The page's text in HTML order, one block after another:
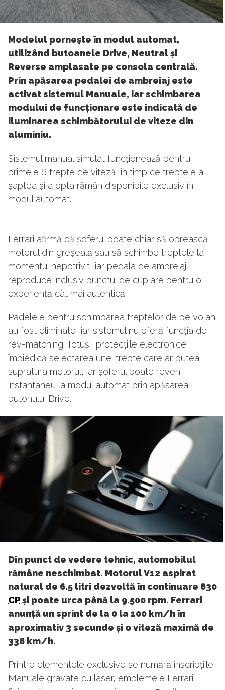
Modelul pornește în modul automat,
utilizând butoanele Drive, Neutral și
Reverse amplasate pe consola centrală.
Prin apăsarea pedalei de ambreiaj este
activat sistemul Manuale, iar schimbarea
modului de funcționare este indicată de
iluminarea schimbătorului de viteze din
aluminiu.
Sistemul manual simulat funcționează pentru
primele 6 trepte de viteză, în timp ce treptele a
șaptea și a opta rămân disponibile exclusiv în
modul automat.
Ferrari afirmă că șoferul poate chiar să oprească
motorul din greșeală sau să schimbe treptele la
momentul nepotrivit, iar pedala de ambreiaj
reproduce inclusiv punctul de cuplare pentru o
experiență cât mai autentică.
Padelele pentru schimbarea treptelor de pe volan
au fost eliminate, iar sistemul nu oferă funcția de
rev-matching. Totuși, protecțiile electronice
împiedică selectarea unei trepte care ar putea
supratura motorul, iar șoferul poate reveni
instantaneu la modul automat prin apăsarea
butonului Drive.
Din punct de vedere tehnic, automobilul
rămâne neschimbat. Motorul V12 aspirat
natural de 6.5 litri dezvoltă în continuare 830
CPși poate urca până la 9.500 rpm. Ferrari
anunță un sprint de la 0 la 100 km/h în
aproximativ 3 secunde și o viteză maximă de
338 km/h.
Printre elementele exclusive se numără inscripțiile
Manuale gravate cu laser, emblemele Ferrari